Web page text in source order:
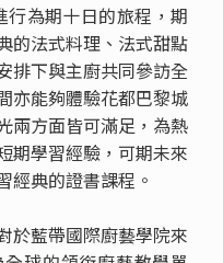
為期十日的旅程，期
的法式料理、法式甜點
排下與主廚共同參訪全
亦能夠體驗花都巴黎城
兩方面皆可滿足，為熱
期學習經驗，可期未來
經典的證書課程。
於藍帶國際廚藝學院來